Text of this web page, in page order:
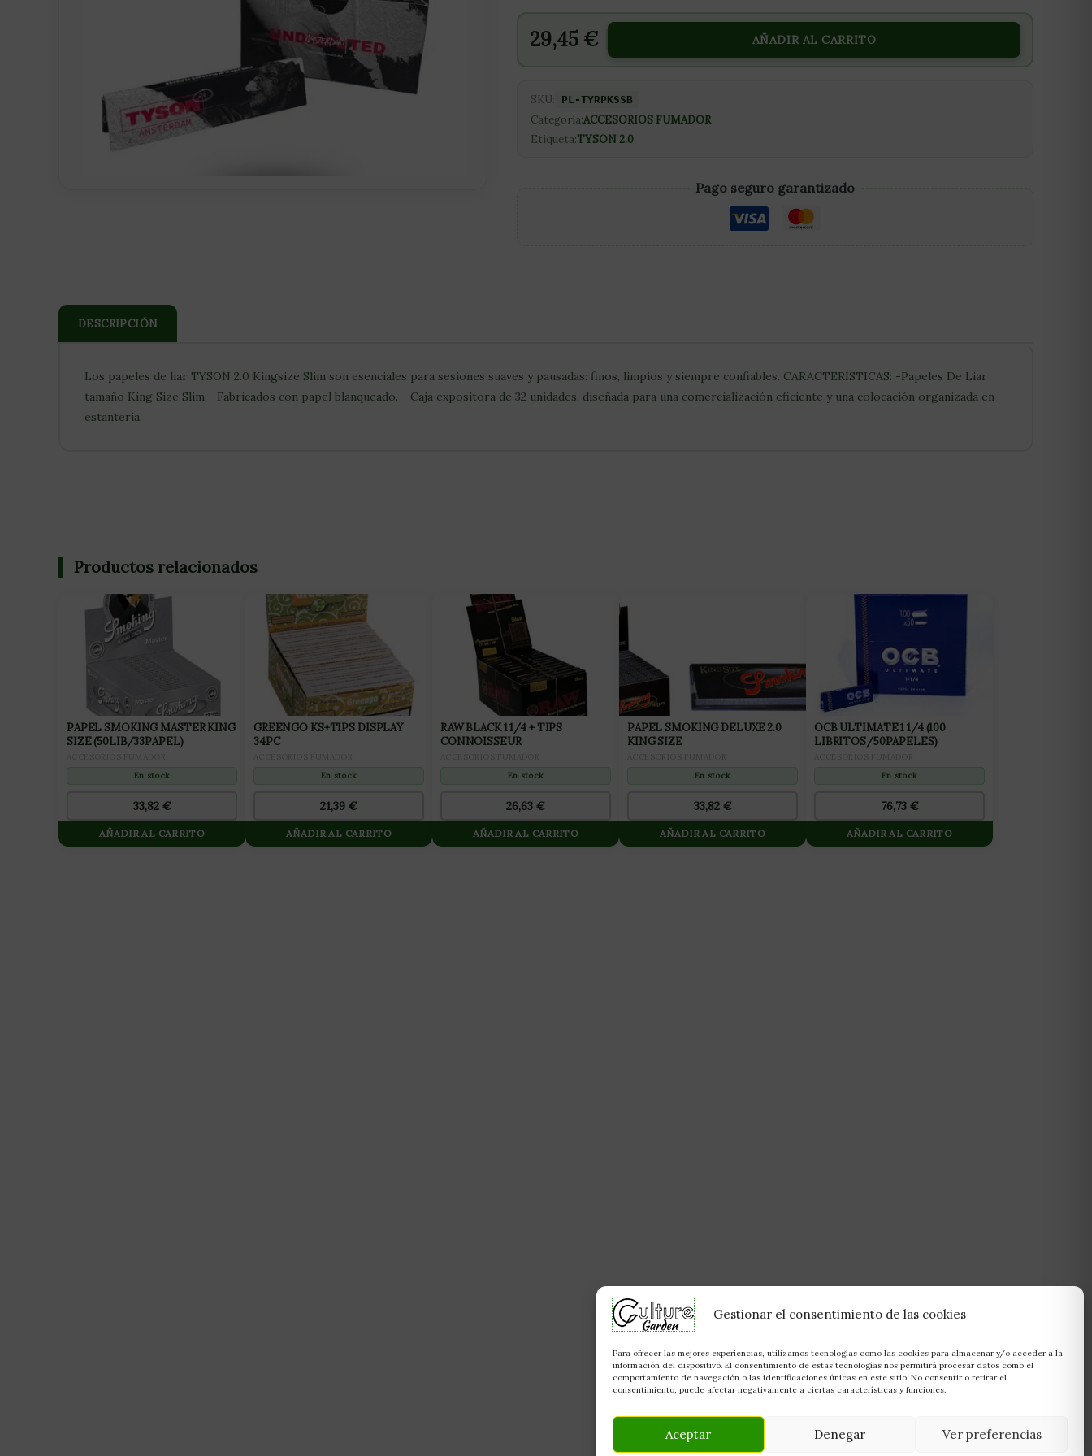
Gestionar el consentimiento de las cookies
Para ofrecer las mejores experiencias, utilizamos tecnologías como las cookies para almacenar y/o acceder a la
información del dispositivo. El consentimiento de estas tecnologías nos permitirá procesar datos como el
comportamiento de navegación o las identificaciones únicas en este sitio. No consentir o retirar el
consentimiento, puede afectar negativamente a ciertas características y funciones.
Aceptar Denegar Ver preferencias
29,45 €
cantidad
AÑADIR AL CARRITO
SKU: PL-TYRPKSSB
Categoría:ACCESORIOS FUMADOR
Etiqueta:TYSON 2.0
Pago seguro garantizado
DESCRIPCIÓN
Los papeles de liar TYSON 2.0 Kingsize Slim son esenciales para sesiones suaves y pausadas: finos, limpios y siempre confiables. CARACTERÍSTICAS: -Papeles De Liar
tamaño King Size Slim -Fabricados con papel blanqueado. -Caja expositora de 32 unidades, diseñada para una comercialización eficiente y una colocación organizada en
estantería.
Productos relacionados
PAPEL SMOKING MASTER KING
SIZE (50LIB/33PAPEL)
En stock
33,82 €
AÑADIR AL CARRITO
GREENGO KS+TIPS DISPLAY
34PC
En stock
21,39 €
AÑADIR AL CARRITO
RAW BLACK 1 1/4 + TIPS
CONNOISSEUR
En stock
26,63 €
AÑADIR AL CARRITO
PAPEL SMOKING DELUXE 2.0
KING SIZE
En stock
33,82 €
AÑADIR AL CARRITO
OCB ULTIMATE 1 1/4 (100
LIBRITOS/50PAPELES)
En stock
76,73 €
AÑADIR AL CARRITO